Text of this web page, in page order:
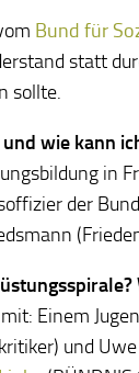
Bund für
statt
sollte.
wie kann
in
der
Einem
und